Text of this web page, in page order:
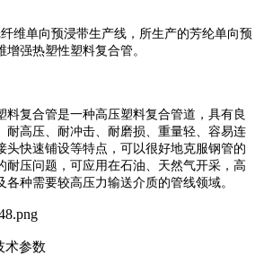
维单向预浸带生产线，所生产的芳纶单向预
强热塑性塑料复合管。
料复合管是一种高压塑料复合管道，具有良
耐高压、耐冲击、耐磨损、重量轻、容易连
头快速铺设等特点，可以很好地克服钢管的
耐压问题，可应用在石油、天然气开采，高
各种需要较高压力输送介质的管线领域。
术参数